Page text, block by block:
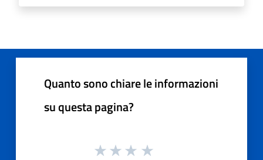
Quanto sono chiare le informazioni
su questa pagina?